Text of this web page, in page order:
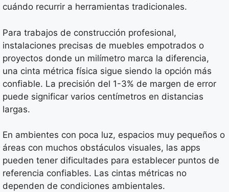
cuándo recurrir a herramientas tradicionales.
Para trabajos de construcción profesional,
instalaciones precisas de muebles empotrados o
proyectos donde un milímetro marca la diferencia,
una cinta métrica física sigue siendo la opción más
confiable. La precisión del 1-3% de margen de error
puede significar varios centímetros en distancias
largas.
En ambientes con poca luz, espacios muy pequeños o
áreas con muchos obstáculos visuales, las apps
pueden tener dificultades para establecer puntos de
referencia confiables. Las cintas métricas no
dependen de condiciones ambientales.